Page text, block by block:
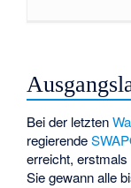
Bei der letzten
regierende
erreicht,
Sie gewann alle